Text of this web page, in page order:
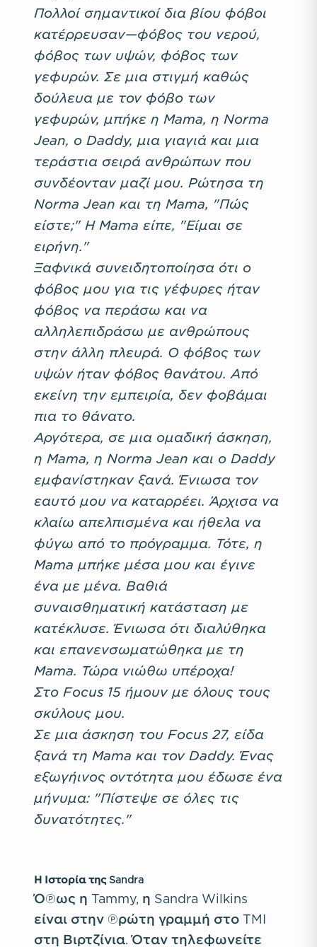
Πολλοί σημαντικοί δια βίου φόβοι
κατέρρευσαν—φόβος του νερού,
φόβος των υψών, φόβος των
γεφυρών. Σε μια στιγμή καθώς
δούλευα με τον φόβο των
γεφυρών, μπήκε η Mama, η Norma
Jean, ο Daddy, μια γιαγιά και μια
τεράστια σειρά ανθρώπων που
συνδέονταν μαζί μου. Ρώτησα τη
Norma Jean και τη Mama, "Πώς
είστε;" Η Mama είπε, "Είμαι σε
ειρήνη."
Ξαφνικά συνειδητοποίησα ότι ο
φόβος μου για τις γέφυρες ήταν
φόβος να περάσω και να
αλληλεπιδράσω με ανθρώπους
στην άλλη πλευρά. Ο φόβος των
υψών ήταν φόβος θανάτου. Από
εκείνη την εμπειρία, δεν φοβάμαι
πια το θάνατο.
Αργότερα, σε μια ομαδική άσκηση,
η Mama, η Norma Jean και ο Daddy
εμφανίστηκαν ξανά. Ένιωσα τον
εαυτό μου να καταρρέει. Άρχισα να
κλαίω απελπισμένα και ήθελα να
φύγω από το πρόγραμμα. Τότε, η
Mama μπήκε μέσα μου και έγινε
ένα με μένα. Βαθιά
συναισθηματική κατάσταση με
κατέκλυσε. Ένιωσα ότι διαλύθηκα
και επανενσωματώθηκα με τη
Mama. Τώρα νιώθω υπέροχα!
Στο Focus 15 ήμουν με όλους τους
σκύλους μου.
Σε μια άσκηση του Focus 27, είδα
ξανά τη Mama και τον Daddy. Ένας
εξωγήινος οντότητα μου έδωσε ένα
μήνυμα: "Πίστεψε σε όλες τις
δυνατότητες."
Η Ιστορία της Sandra
Όπως η Tammy, η Sandra Wilkins
είναι στην πρώτη γραμμή στο TMI
στη Βιρτζίνια. Όταν τηλεφωνείτε